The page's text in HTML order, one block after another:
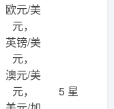
欧元/美
元，
英镑/美
元，
澳元/美
元，
5 星